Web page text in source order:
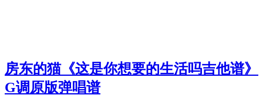
房东的猫《这是你想要的生活吗吉他谱》
G调原版弹唱谱